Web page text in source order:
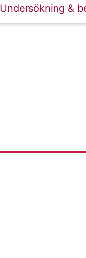
Undersökning &